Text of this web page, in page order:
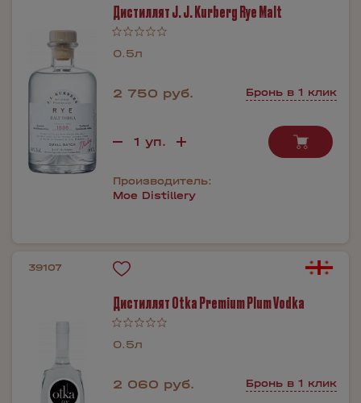
Дистиллят J. J. Kurberg Rye Malt
0.5л
2 750 руб. Бронь в 1 клик
Производитель:
Moe Distillery
39107
Дистиллят Otka Premium Plum Vodka
0.5л
2 060 руб. Бронь в 1 клик